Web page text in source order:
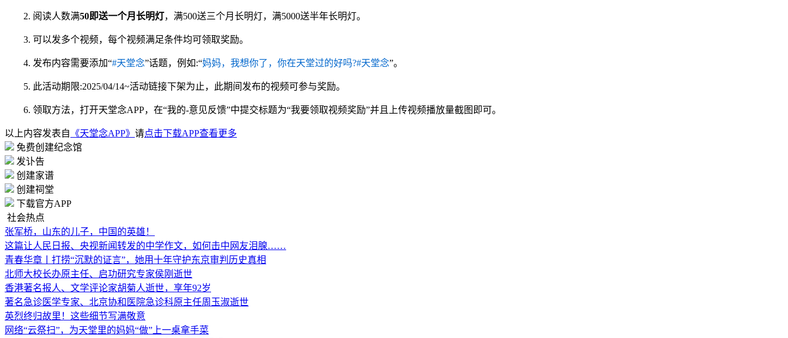
2. 阅读人数满50即送一个月长明灯，满500送三个月长明灯，满5000送半年长明灯。
3. 可以发多个视频，每个视频满足条件均可领取奖励。
4. 发布内容需要添加“#天堂念”话题，例如:“妈妈，我想你了，你在天堂过的好吗?#天堂念”。
5. 此活动期限:2025/04/14~活动链接下架为止，此期间发布的视频可参与奖励。
6. 领取方法，打开天堂念APP，在“我的-意见反馈”中提交标题为“我要领取视频奖励”并且上传视频播放量截图即可。
以上内容发表自 《天堂念APP》 请点击下载APP查看更多
免费创建纪念馆
发讣告
创建家谱
创建祠堂
下载官方APP
社会热点
张军桥，山东的儿子，中国的英雄！
这篇让人民日报、央视新闻转发的中学作文，如何击中网友泪腺……
青春华章丨打捞“沉默的证言”，她用十年守护东京审判历史真相
北师大校长办原主任、启功研究专家侯刚逝世
香港著名报人、文学评论家胡菊人逝世，享年92岁
著名急诊医学专家、北京协和医院急诊科原主任周玉淑逝世
英烈终归故里！这些细节写满敬意
网络“云祭扫”，为天堂里的妈妈“做”上一桌拿手菜